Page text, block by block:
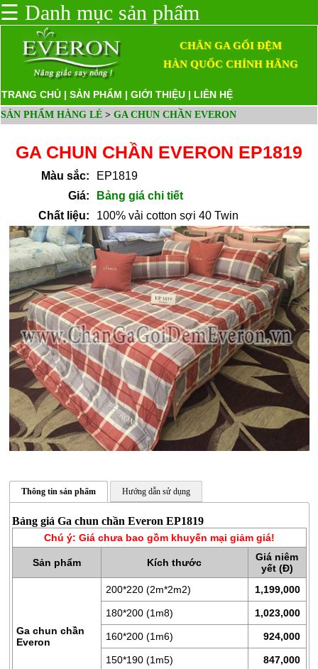
CHĂN
GA
GỐI
ĐỆM
BÔNG
LÒ
☰ Danh mục sản phẩm
CHĂN GA GỐI ĐỆM
HÀN QUỐC CHÍNH HÃNG
TRANG CHỦ | SẢN PHẨM | GIỚI THIỆU | LIÊN HỆ
SẢN PHẨM HÀNG LẺ > GA CHUN CHẦN EVERON
GA CHUN CHẦN EVERON EP1819
Màu sắc:
EP1819
Giá:
Bảng giá chi tiết
Chất liệu:
100% vải cotton sợi 40 Twin
Thông tin sản phẩm Hướng dẫn sử dụng
Bảng giá Ga chun chần Everon EP1819
Chú ý: Giá chưa bao gồm khuyến mại giảm giá!
Sản phẩm Kích thước
Giá niêm
yết (Đ)
Ga chun chần
Everon
200*220 (2m*2m2) 1,199,000
180*200 (1m8) 1,023,000
160*200 (1m6) 924,000
150*190 (1m5) 847,000